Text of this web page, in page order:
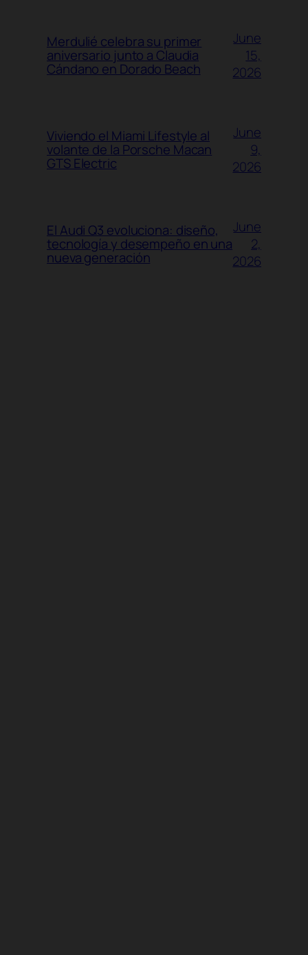
Merdulié celebra su primer
aniversario junto a Claudia
Cándano en Dorado Beach
June
15,
2026
Viviendo el Miami Lifestyle al
volante de la Porsche Macan
GTS Electric
June
9,
2026
El Audi Q3 evoluciona: diseño,
tecnología y desempeño en una
nueva generación
June
2,
2026